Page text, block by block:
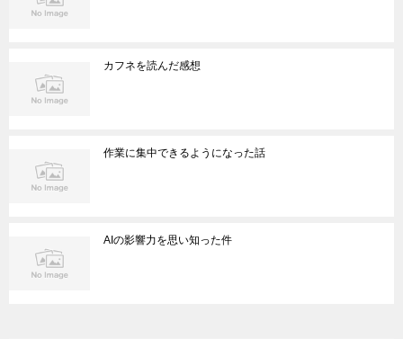
カフネを読んだ感想
作業に集中できるようになった話
AIの影響力を思い知った件